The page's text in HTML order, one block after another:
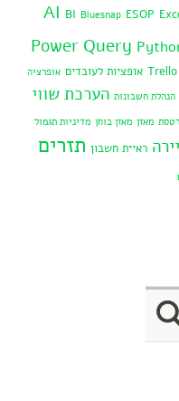
AI BI Bluesnap ESOP
Power Query
Trello אופציות לעובדים אופרציה
הנהלת חשבונות הערכת שווי
מאזן מאזן בוחן מדיניות תגמול
ראיית חשבון תזרים